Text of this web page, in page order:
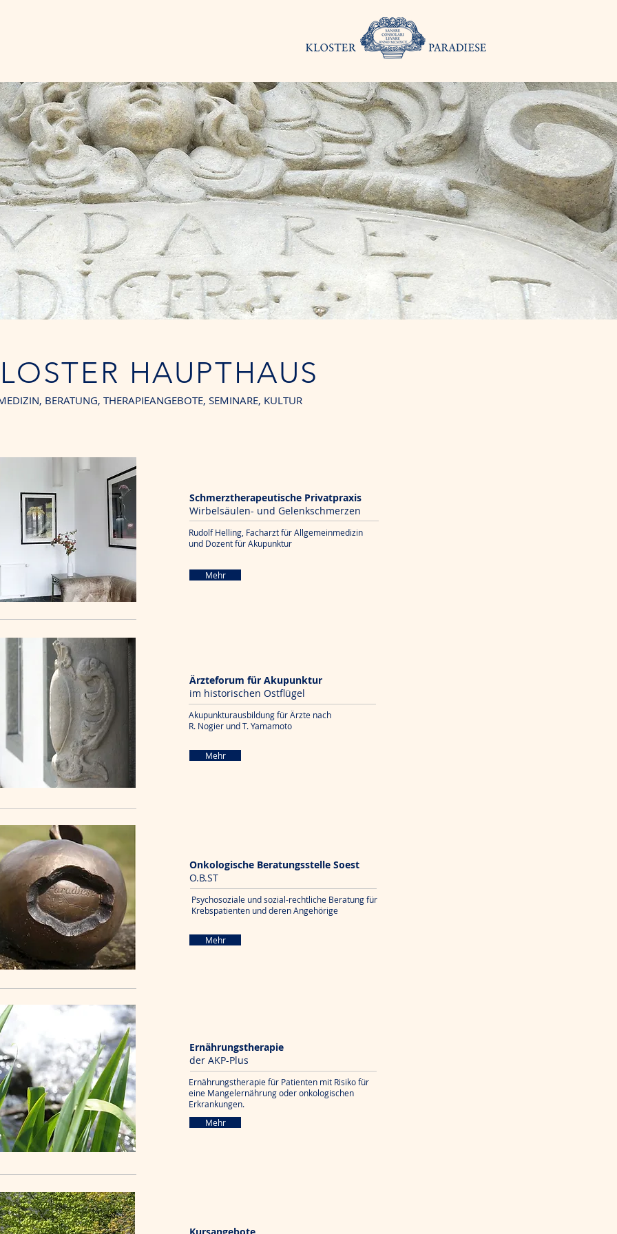
HAUPTHAUS
BERATUNG, THERAPIEANGEBOTE, SEMINARE, KULTUR
Schmerztherapeutische Privatpraxis
Wirbelsäulen- und Gelenkschmerzen
Mehr
Rudolf Helling, Facharzt für Allgemeinmedizin
und Dozent für Akupunktur
Ärzteforum für Akupunktur
im historischen Ostflügel
Mehr
Akupunkturausbildung für Ärzte nach
R. Nogier undT. Yamamoto
Psychosoziale und sozial-rechtliche Beratung für
Krebspatienten und deren Angehörige
Onkologische Beratungsstelle Soest
O.B.ST
Mehr
Ernährungstherapie
der AKP-Plus
Mehr
Ernährungstherapie für Patienten mit Risiko für
eine Mangelernährung oder onkologischen
Erkrankungen.